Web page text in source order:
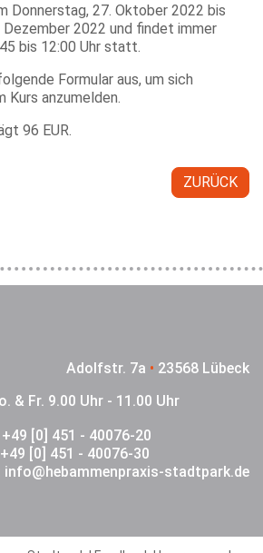
Donnerstag, 27. Oktober 2022 bis
Dezember 2022 und findet immer
bis 12:00 Uhr statt.
Formular aus, um sich
Kurs anzumelden.
96 EUR.
ZURÜCK
Adolfstr. 7a • 23568 Lübeck
& Fr. 9.00 Uhr - 11.00 Uhr
[0] 451 - 40076-20
[0] 451 - 40076-30
info@hebammenpraxis-stadtpark.de